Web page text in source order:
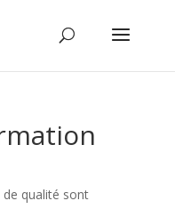
de qualité sont